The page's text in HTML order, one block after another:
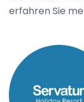
erfahren Sie